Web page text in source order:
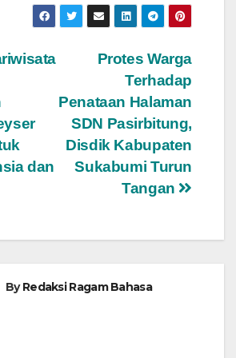
Protes Warga
Terhadap
Penataan Halaman
SDN Pasirbitung,
Disdik Kabupaten
Sukabumi Turun
Tangan
dan
ByRedaksi Ragam Bahasa